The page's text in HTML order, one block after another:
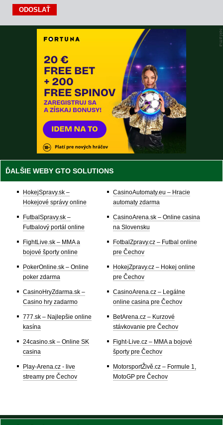
ĎALŠIE WEBY GTO SOLUTIONS
HokejSpravy.sk –
Hokejové správy online
FutbalSpravy.sk –
Futbalový portál online
FightLive.sk – MMA a
bojové športy online
PokerOnline.sk – Online
poker zdarma
CasinoHryZdarma.sk –
Casino hry zadarmo
777.sk – Najlepšie online
kasína
24casino.sk – Online SK
casina
Play-Arena.cz - live
streamy pre Čechov
CasinoAutomaty.eu – Hracie
automaty zdarma
CasinoArena.sk – Online casina
na Slovensku
FotbalZpravy.cz – Futbal online
pre Čechov
HokejZpravy.cz – Hokej online
pre Čechov
CasinoArena.cz – Legálne
online casina pre Čechov
BetArena.cz – Kurzové
stávkovanie pre Čechov
Fight-Live.cz – MMA a bojové
športy pre Čechov
MotorsportŽivě.cz – Formule 1,
MotoGP pre Čechov